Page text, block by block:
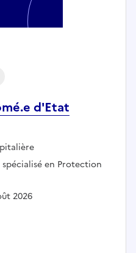
d'Etat
en Protection
2026
Diplômé.e d'Etat